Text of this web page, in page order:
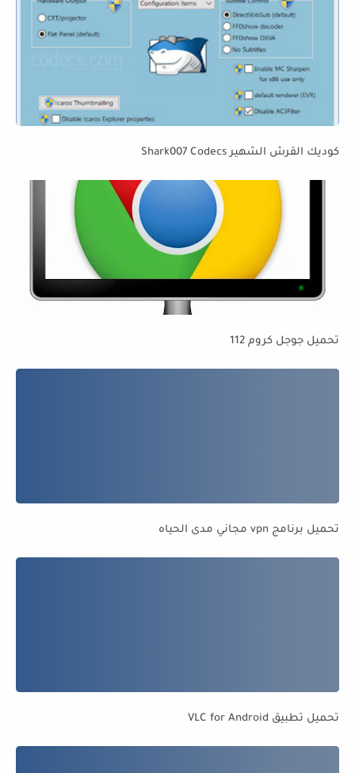
كوديك القرش الشهير Shark007 Codecs
تحميل جوجل كروم 112
تحميل برنامج vpn مجاني مدى الحياه
تحميل تطبيق VLC for Android